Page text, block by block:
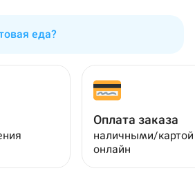
еда?
Оплата заказа
наличными/
онлайн